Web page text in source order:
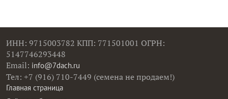
ИНН: 9715003782 КПП: 771501001 ОГРН:
5147746293448
Email: info@7dach.ru
Тел: +7 (916) 710-7449 (семена не продаем!)
Главная страница